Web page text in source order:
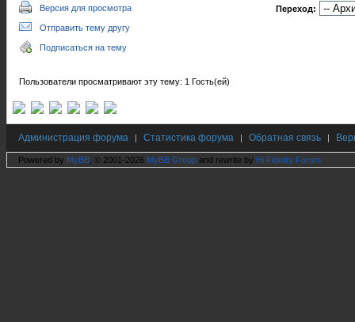
Версия для просмотра
Отправить тему другу
Подписаться на тему
Переход:
Пользователи просматривают эту тему: 1 Гость(ей)
Администрация форума | Статистика форума | Обратная связь |
Powered by MyBB , © 2001-2026 MyBB Group and rewrite by Hi Fidelity Forum